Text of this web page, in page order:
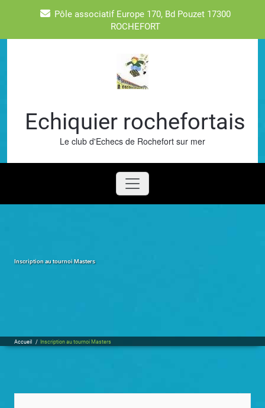
Pôle associatif Europe 170, Bd Pouzet 17300
ROCHEFORT
Echiquier rochefortais
Le club d'Echecs de Rochefort sur mer
Inscription au tournoi Masters
Accueil / Inscription au tournoi Masters